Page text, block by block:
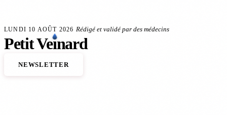
LUNDI 10 AOÛT 2026 Rédigé et validé par des médecins
PetitVeınard
NEWSLETTER